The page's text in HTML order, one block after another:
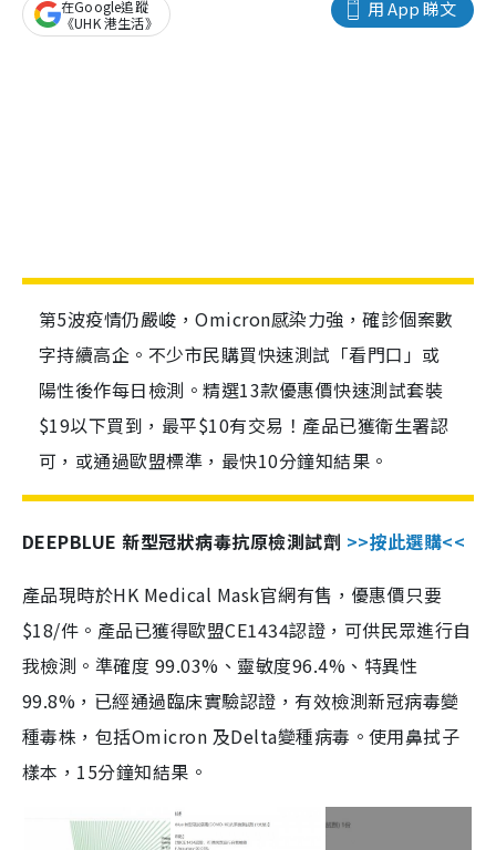
用 App 睇文
在Google追蹤
《UHK 港生活》
第5波疫情仍嚴峻，Omicron感染力強，確診個案數
字持續高企。不少市民購買快速測試「看門口」或
陽性後作每日檢測。精選13款優惠價快速測試套裝
$19以下買到，最平$10有交易！產品已獲衛生署認
可，或通過歐盟標準，最快10分鐘知結果。
DEEPBLUE 新型冠狀病毒抗原檢測試劑 >>按此選購<<
產品現時於HK Medical Mask官網有售，優惠價只要
$18/件。產品已獲得歐盟CE1434認證，可供民眾進行自
我檢測。準確度 99.03%、靈敏度96.4%、特異性
99.8%，已經通過臨床實驗認證，有效檢測新冠病毒變
種毒株，包括Omicron 及Delta變種病毒。使用鼻拭子
樣本，15分鐘知結果。